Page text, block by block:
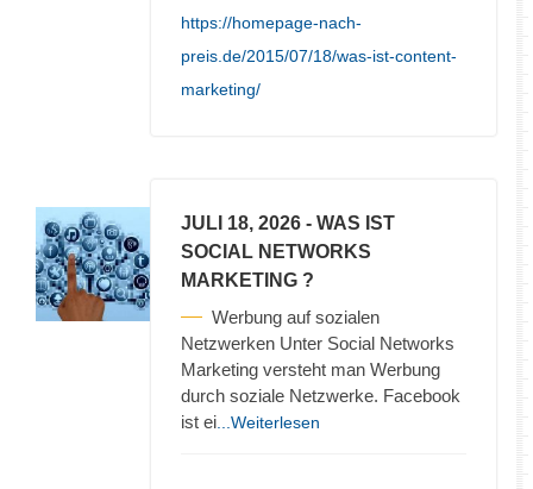
https://homepage-nach-
preis.de/2015/07/18/was-ist-content-
marketing/
JULI 18, 2026 - WAS IST
SOCIAL NETWORKS
MARKETING ?
Werbung auf sozialen
Netzwerken Unter Social Networks
Marketing versteht man Werbung
durch soziale Netzwerke. Facebook
ist ei ...Weiterlesen